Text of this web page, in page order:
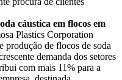
cáustica em flocos em
Plastics Corporation
produção de flocos de soda
demanda dos setores
com mais 11% para a